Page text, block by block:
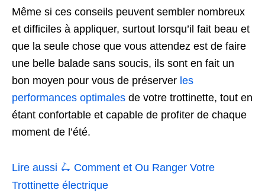
Même si ces conseils peuvent sembler nombreux
et difficiles à appliquer, surtout lorsqu’il fait beau et
que la seule chose que vous attendez est de faire
une belle balade sans soucis, ils sont en fait un
bon moyen pour vous de préserver les
performances optimales de votre trottinette, tout en
étant confortable et capable de profiter de chaque
moment de l’été.
Lire aussi 🛴 Comment et Ou Ranger Votre
Trottinette électrique